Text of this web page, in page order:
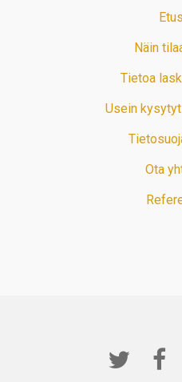
Näin
Tietoa
Usein
Ota